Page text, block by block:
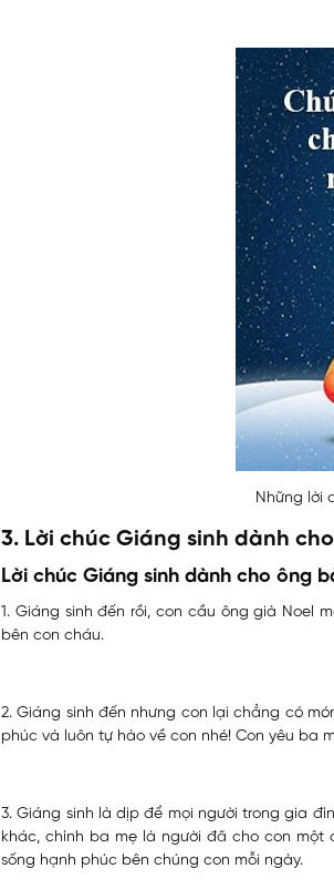
Những lời
3. Lời chúc Giáng sinh dành
Lời chúc Giáng sinh dành cho ông
1. Giáng sinh đến rồi, con cầu ông già Noel
bên con cháu.
2. Giáng sinh đến nhưng con lại chẳng có
phúc và luôn tự hào về con nhé! Con yêu ba
3. Giáng sinh là dịp để mọi người trong gia
khác, chính ba mẹ là người đã cho con một
sống hạnh phúc bên chúng con mỗi ngày.